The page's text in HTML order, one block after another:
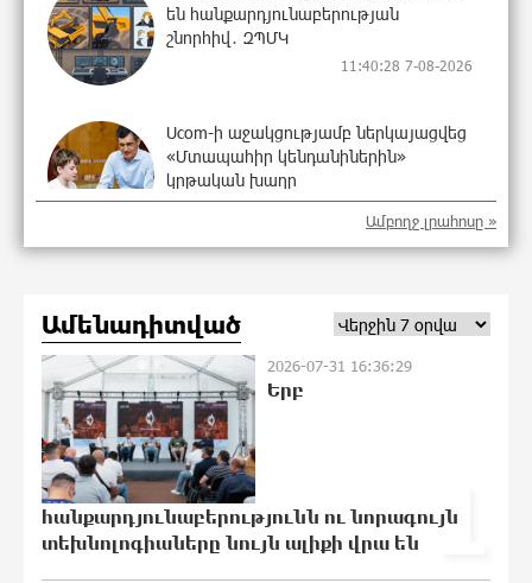
են հանքարդյունաբերության
շնորհիվ․ ԶՊՄԿ
11:40:28 7-08-2026
Ucom-ի աջակցությամբ ներկայացվեց
«Մտապահիր կենդանիներին»
կրթական խաղը
կլքեն ԱԺ-ն և կշարժվեն դեպի
Էջմիածին. Նարեկ Կարապետյան
11:13:29 7-08-2026
Այսօր ամոթի օր է, այսօր Էջմիածնում
դատում են Ամենայն Հայոց
Կաթողիկոսին․ Մարիաննա
Ղահրամանյան
11:07:46 7-08-2026
Ամբողջ լրահոսը »
Ամենադիտված
1
2026-07-31 16:36:29
Երբ
հանքարդյունաբերությունն ու նորագույն
տեխնոլոգիաները նույն ալիքի վրա են